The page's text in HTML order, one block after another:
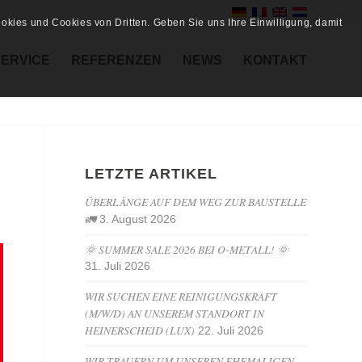
REFERENZEN NEWS KONTAKT
LETZTE ARTIKEL
ÜBERLÄNGE AUF DEM WEG ZUR BAUSTELLE
🚛 3. August 2026
🌞 SUMMER SALE 2026 BEI O-METALL! 🌞
31. Juli 2026
WIR SUCHEN EINE REINIGUNGSKRAFT
(M/W/D) AN UNSEREM STANDORT IN
HEINERSCHEID (LUX) 22. Juli 2026
und Cookies von Dritten. Geben Sie uns Ihre Einwilligung, damit